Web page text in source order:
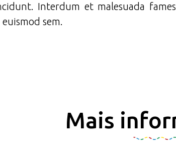
Interdum et malesuada
sem.
Mais